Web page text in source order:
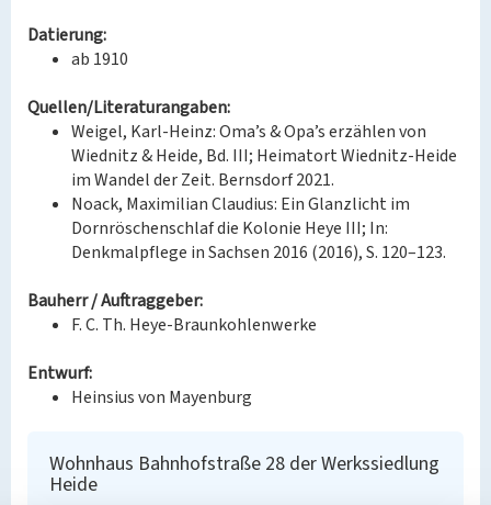
Datierung:
ab 1910
Quellen/Literaturangaben:
Weigel, Karl-Heinz: Oma’s & Opa’s erzählen von
Wiednitz & Heide, Bd. III; Heimatort Wiednitz-Heide
im Wandel der Zeit. Bernsdorf 2021.
Noack, Maximilian Claudius: Ein Glanzlicht im
Dornröschenschlaf die Kolonie Heye III; In:
Denkmalpflege in Sachsen 2016 (2016), S. 120–123.
Bauherr / Auftraggeber:
F. C. Th. Heye-Braunkohlenwerke
Entwurf:
Heinsius von Mayenburg
Wohnhaus Bahnhofstraße 28 der Werkssiedlung
Heide